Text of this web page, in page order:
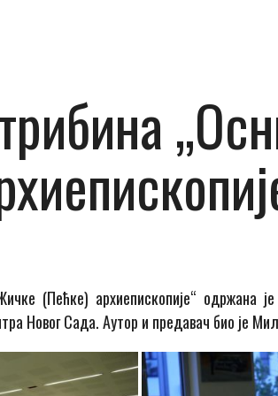
(Пећке) архиепископије“ одржана
Новог Сада. Аутор и предавач био је